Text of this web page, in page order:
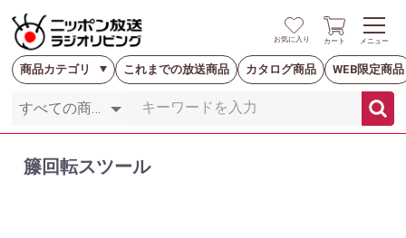
お気に入り カート メニュー
商品カテゴリ これまでの放送商品 カタログ商品 WEB限定商品
籐回転スツール